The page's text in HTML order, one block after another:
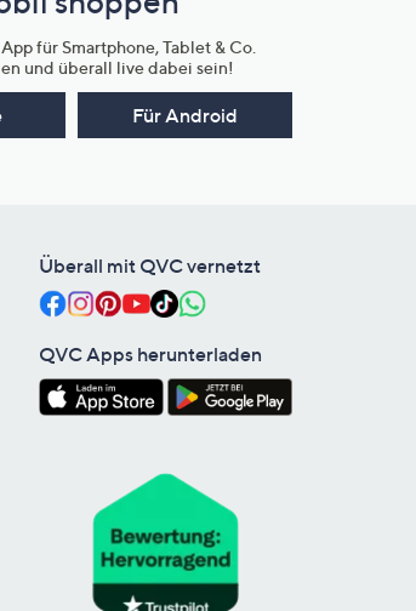
für Smartphone, Tablet & Co.
und überall live dabei sein!
Für Android
Überall mit QVC vernetzt
QVC Apps herunterladen